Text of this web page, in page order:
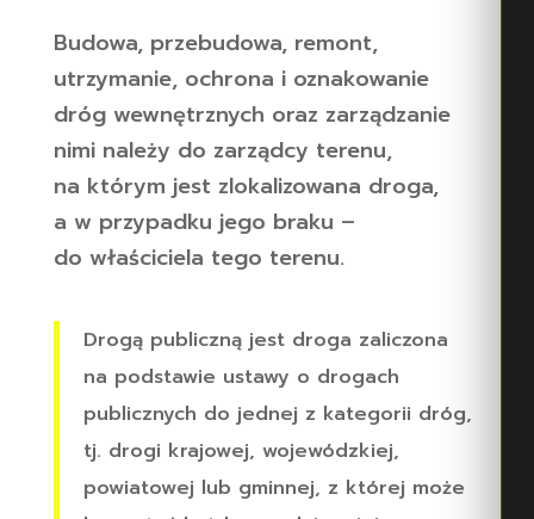
Budowa, przebudowa, remont,
utrzymanie, ochrona i oznakowanie
dróg wewnętrznych oraz zarządzanie
nimi należy do zarządcy terenu,
na którym jest zlokalizowana droga,
a w przypadku jego braku –
do właściciela tego terenu.
Drogą publiczną jest droga zaliczona
na podstawie ustawy o drogach
publicznych do jednej z kategorii dróg,
tj. drogi krajowej, wojewódzkiej,
powiatowej lub gminnej, z której może